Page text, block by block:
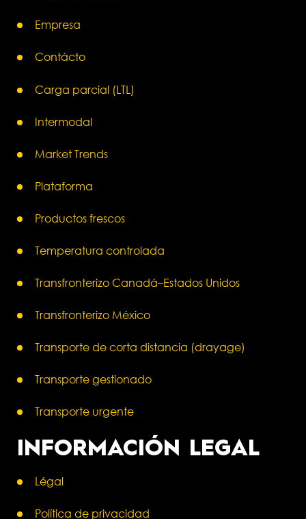
Empresa
Contácto
Carga parcial (LTL)
Intermodal
Market Trends
Plataforma
Productos frescos
Temperatura controlada
Transfronterizo Canadá–Estados Unidos
Transfronterizo México
Transporte de corta distancia (drayage)
Transporte gestionado
Transporte urgente
INFORMACIÓN LEGAL
Légal
Política de privacidad